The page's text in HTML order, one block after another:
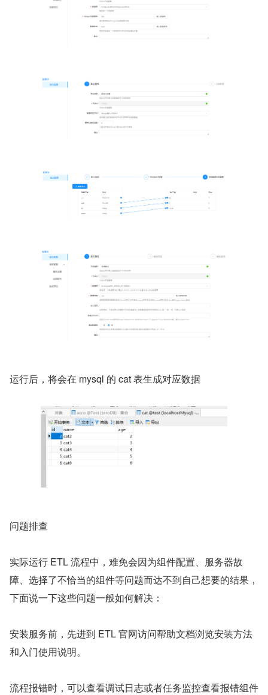
运行后，将会在 mysql 的 cat 表生成对应数据
问题排查
实际运行 ETL 流程中，难免会因为组件配置、服务器故
障、选择了不恰当的组件等问题而达不到自己想要的结果，
下面说一下这些问题一般如何解决：
安装服务前，先进到 ETL 官网访问帮助文档浏览安装方法
和入门使用说明。
流程报错时，可以查看调试日志或者任务监控查看报错组件